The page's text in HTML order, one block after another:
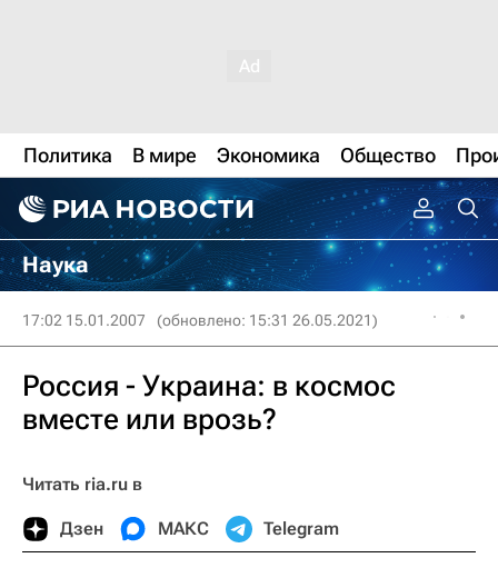
Политика В мире Экономика Общество
Наука
17:02 15.01.2007 (обновлено: 15:31 26.05.2021)
Россия - Украина: в космос
вместе или врозь?
Читать ria.ru в
Дзен МАКС Telegram